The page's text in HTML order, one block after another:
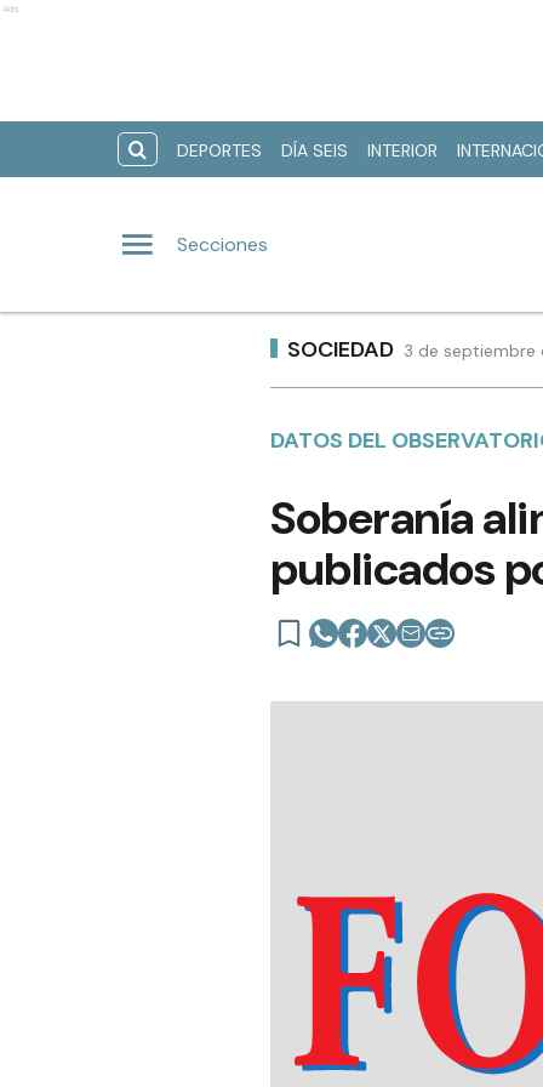
Ads
DEPORTES DÍA SEIS INTERIOR
Secciones
SOCIEDAD 3 de septiembre
DATOS DEL
Soberanía
publicados